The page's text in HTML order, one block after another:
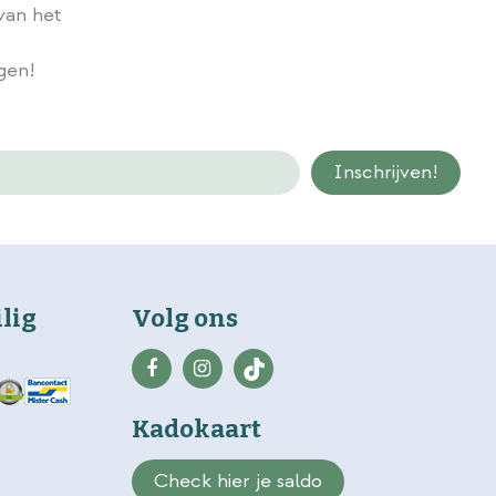
het
Volg ons
Kadokaart
Check hier je saldo